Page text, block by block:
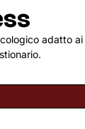
adatto